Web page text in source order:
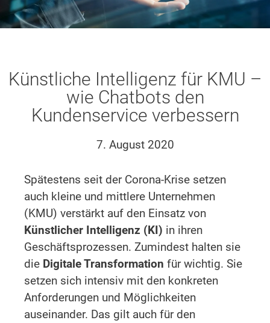
Künstliche Intelligenz für KMU –
wie Chatbots den
Kundenservice verbessern
7. August 2020
Spätestens seit der Corona-Krise setzen
auch kleine und mittlere Unternehmen
(KMU) verstärkt auf den Einsatz von
Künstlicher Intelligenz (KI) in ihren
Geschäftsprozessen. Zumindest halten sie
die Digitale Transformation für wichtig. Sie
setzen sich intensiv mit den konkreten
Anforderungen und Möglichkeiten
auseinander. Das gilt auch für den